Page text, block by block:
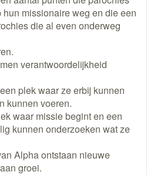
missionaire weg en die een
die al even onderweg
verantwoordelijkheid
plek waar ze erbij kunnen
kunnen voeren.
waar missie begint en een
kunnen onderzoeken wat ze
Alpha ontstaan nieuwe
groei.